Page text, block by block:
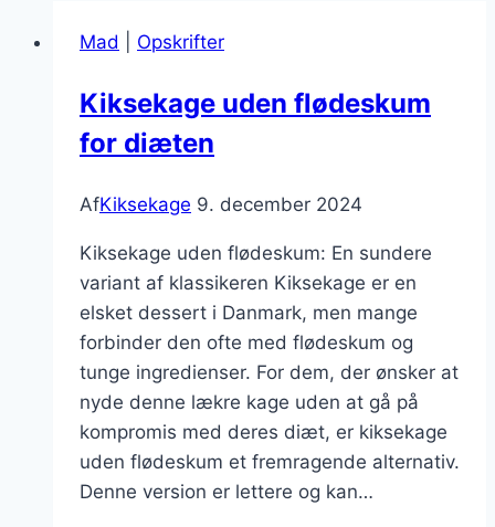
Mad Opskrifter
Kiksekage uden flødeskum
for diæten
AfKiksekage 9. december 2024
Kiksekage uden flødeskum: En sundere
variant af klassikeren Kiksekage er en
elsket dessert i Danmark, men mange
forbinder den ofte med flødeskum og
tunge ingredienser. For dem, der ønsker at
nyde denne lækre kage uden at gå på
kompromis med deres diæt, er kiksekage
uden flødeskum et fremragende alternativ.
Denne version er lettere og kan…